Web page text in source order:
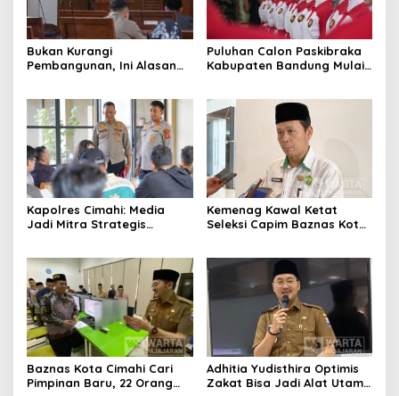
Bukan Kurangi
Pembangunan, Ini Alasan
Daerah
Puluhan Calon Paskibraka
Kabupaten Bandung Mulai
Kapolres Cimahi: Media
Jadi Mitra Strategis
Kemenag Kawal Ketat
Seleksi Capim Baznas Kota
Berintegritas
Baznas Kota Cimahi Cari
Pimpinan Baru, 22 Orang
Adhitia Yudisthira Optimis
Zakat Bisa Jadi Alat Utama